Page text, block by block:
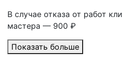
В случае отказа от работ
мастера — 900 ₽
Показать больше